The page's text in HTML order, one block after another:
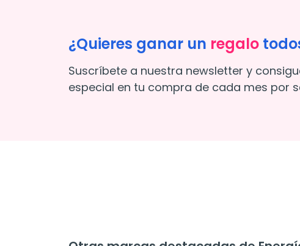
¿Quieres ganar un regalo
Suscríbete a nuestra newsletter y
especial en tu compra de cada mes por